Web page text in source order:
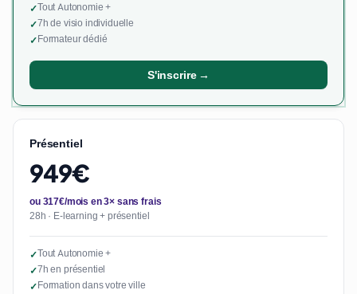
✓Tout Autonomie +
✓7h de visio individuelle
✓Formateur dédié
S'inscrire →
Présentiel
949€
ou 317€/mois en 3× sans frais
28h · E-learning + présentiel
✓Tout Autonomie +
✓7h en présentiel
✓Formation dans votre ville